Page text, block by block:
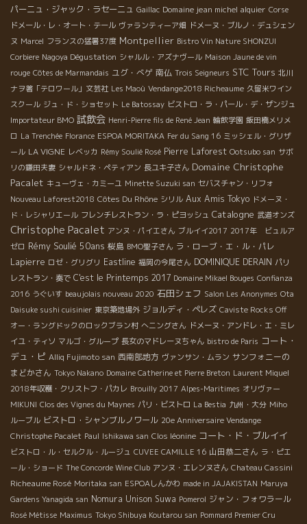
パーニュ・ジャック・ラセーニュ Gaillac Domaine jean michel alquier Corse
ドメール・レ・オート・テール ヴァランティーア畑 ドメーヌ・ブルノ・デュシェン
ヌ Marcel フランスの猛暑37度 Montpellier Bistro Vin Nature SHONZUI
Corbiere Nagoya Dégustation シャルル・アズナヴール Maison Jaune de vin
rouge Côtes de Marmandais ユグ・べゲ 南仏 Trois Seigneurs STC Tours 北川
ナヲ著「テロワール」文芸社 Les Maoù Vendange2018 Richeaume 久留米ワイン
スクール ジュ・ド・ショセット Le Batossay ビストロ・ラ・パール・デ・ザンジュ
Importateur BMO 試飲会 Henri-Pierre fils de René Jean 輪飲学園 飯田橋メリメ
ロ La Trenchée Florance ESPOA MORITAKA Fer du Sang 16 ミッシェル・グリザ
ール LA VIGNE レベッカ Rémy Soulié Rosé Pierre Laforest Ootsubo san サボ
リの鎌田夫妻 シャルドネ・ペティアン 長ユキ子さん Domaine Christophe
Pacalet キューヴェ・カミーユ Minette Suzuki san セバスチャン・リフォ
Nouveau Laforest2018 Côtes Du Rhône シリル Aux Amis Tokyo ドメーヌ・
ド・レシャリエール フレンチレストラン・ラ・ピヨッシュ Catalogne 武道オンズ
Christophe Pacalet アンヌ・パイエさん ブルイイ2017 2017年 ビュルア
ゼロ Rémy Soulié 50ans 桜島 BMO聖子さん ラ・ローブ・エ・ル・パレ
Lapierre ロゼ・グリグリ Eastline 福岡の今尾さん DOMINIQUE DERAIN パリ
レストラン・奏で C'est le Printemps 2017 Domaine Mikael Bouges Confianza
2016 うぐいす beaujolais nouveau 2020 石田シェフ Salon Les Anonymes Ota
Daisuke sushi cuisinier 東京築地場外 ジョルディ・ペレズ Caviste Rocks Off
オー・ラングドックのロックブラン村 へニングさん ドメーヌ・アンドレ・エ・ミレ
イユ・ティソ マルゴ・グループ 長女のマドレーヌちゃん bistro de Paris コート・
デュ・ピ Alliq Fujimoto san 西南部地方 ヴァンサン・ムラン サンフォニーの
まどかさん Tokyo Nakano Domaine Catherine et Pierre Breton Laurent Miquel
2018年収穫・クリストフ・パカレ Brouilly 2017 Alpes-Maritimes オリヴァー
MIKUNI Clos des Vignes du Maynes パリ・ビストロ La Bestia 九州・大分 Miho
ルーブル ビストロ・シャンブルノワール 20e Anniversaire Vendange
Christophe Pacalet Paul Ishikawa san Clos léonine コート・ド・ブルイイ
ビストロ・ル・セルクル・ルージュ CUVEE CAMILLE 16 山田恭二さん ラ・ピエ
ール・ショード The Concorde Wine Club アンヌ・エレンヌさん Chateau Cassini
Richeaume Rosé Moritaka san ESPOAしんかわ made in JAJAKISTAN Maruya
Gardens Yanagida san Nomura Unison Suwa Pomerol ジャン・フォワラール
Rosé Métisse Maximus Tokyo Shibuya Koutarou san Pommard Premier Cru